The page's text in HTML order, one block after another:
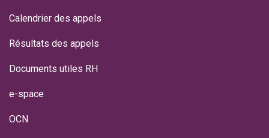
Calendrier des appels
Résultats des appels
Documents utiles RH
e-space
OCN